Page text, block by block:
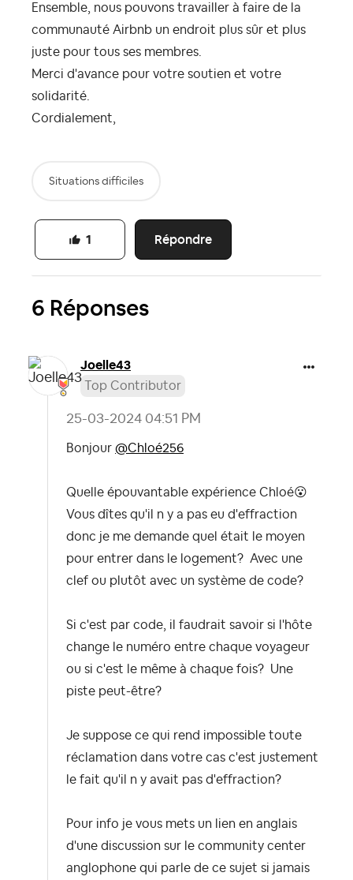
Ensemble, nous pouvons travailler à faire de la
communauté Airbnb un endroit plus sûr et plus
juste pour tous ses membres.
Merci d'avance pour votre soutien et votre
solidarité.
Cordialement,
Situations difficiles
Répondre
1
6 Réponses
Joelle43
Top Contributor
‎25-03-2024 04:51 PM
Bonjour @Chloé256
Quelle épouvantable expérience Chloé😮
Vous dîtes qu'il n y a pas eu d'effraction
donc je me demande quel était le moyen
pour entrer dans le logement? Avec une
clef ou plutôt avec un système de code?
Si c'est par code, il faudrait savoir si l'hôte
change le numéro entre chaque voyageur
ou si c'est le même à chaque fois? Une
piste peut-être?
Je suppose ce qui rend impossible toute
réclamation dans votre cas c'est justement
le fait qu'il n y avait pas d'effraction?
Pour info je vous mets un lien en anglais
d'une discussion sur le community center
anglophone qui parle de ce sujet si jamais